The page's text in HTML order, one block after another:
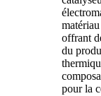
offrant
du
pour la